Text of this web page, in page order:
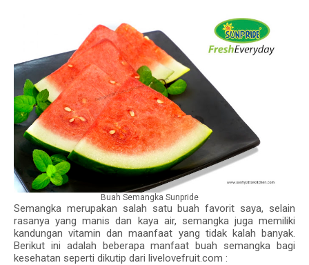
Buah Semangka Sunpride
Semangka merupakan salah satu buah favorit saya, selain
rasanya yang manis dan kaya air, semangka juga memiliki
kandungan vitamin dan maanfaat yang tidak kalah banyak.
Berikut ini adalah beberapa manfaat buah semangka bagi
kesehatan seperti dikutip dari livelovefruit.com :